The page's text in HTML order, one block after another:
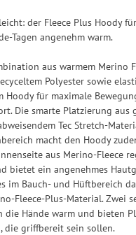
der Fleece Plus Hoody
Tagen angenehm warm.
aus warmem Merino
Polyester sowie
Hoody für maximale
Die smarte Platzierung aus
Tec Stretch-
macht den Hoody
aus Merino-Fleece
bietet ein angenehmes
im Bauch- und Hüftbereich
Fleece-Plus-Material. Zwei
die Hände warm und bieten
die griffbereit sein sollen.